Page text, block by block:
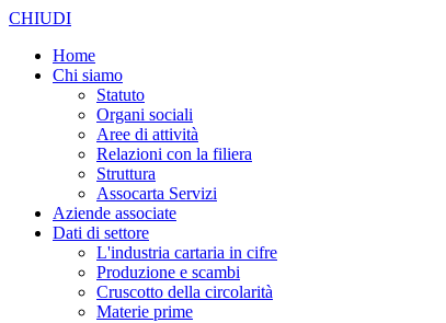
CHIUDI
Home
Chi siamo
Statuto
Organi sociali
Aree di attività
Relazioni con la filiera
Struttura
Assocarta Servizi
Aziende associate
Dati di settore
L'industria cartaria in cifre
Produzione e scambi
Cruscotto della circolarità
Materie prime